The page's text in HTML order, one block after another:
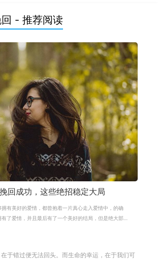
- 推荐阅读
回成功，这些绝招稳定大局
有美好的爱情，都曾抱着一片真心走入爱情中，的确
了爱情，并且最后有了一个美好的结局，但是绝大部
于错过便无法回头。而生命的幸运，在于我们可